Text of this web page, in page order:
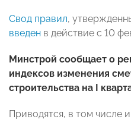
Свод правил,
введен в действие с 10
Минстрой сообщает о
индексов изменения
строительства на I
Приводятся, в том числе